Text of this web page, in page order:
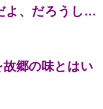
よ、だろうし…
郷の味とはい